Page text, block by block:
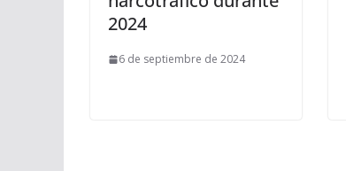
2024
6 de septiembre de 2024